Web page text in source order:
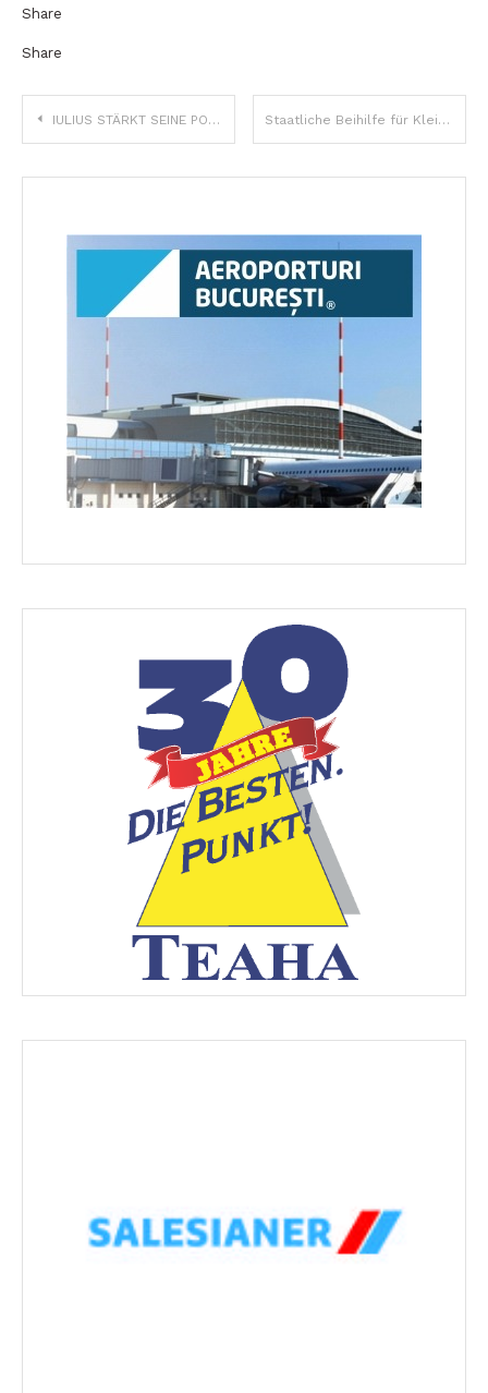
Share
Share
Beitragsnavigation
IULIUS STÄRKT SEINE POSITION ALS MARKTFÜHRER AUF DEM RUMÄNISCHEN MARKT. DAS UNTERNEHMEN VEREINT SEINE KRÄFTE MIT ATTERBURY EUROPE Staatliche Beihilfe für Kleinwaldeigentümer